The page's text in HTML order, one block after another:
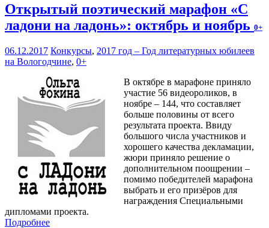
Открытый поэтический марафон «С
ладони на ладонь»: октябрь и ноябрь 0+
06.12.2017 Конкурсы, 2017 год – Год литературных юбилеев
на Вологодчине, 0+
В октябре в марафоне приняло
участие 56 видеороликов, в
ноябре – 144, что составляет
больше половины от всего
результата проекта. Ввиду
большого числа участников и
хорошего качества декламации,
жюри приняло решение о
дополнительном поощрении –
помимо победителей марафона
выбрать и его призёров для
награждения Специальными
дипломами проекта.
Подробнее